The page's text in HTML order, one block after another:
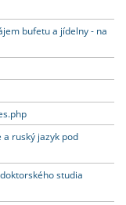
bufetu a jídelny - na
a ruský jazyk pod
studia